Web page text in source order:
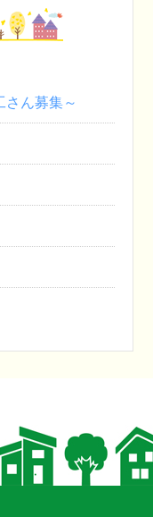
ん募集～